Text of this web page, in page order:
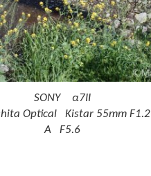
SONY α7II
Optical Kistar 55mm F1.2
A F5.6